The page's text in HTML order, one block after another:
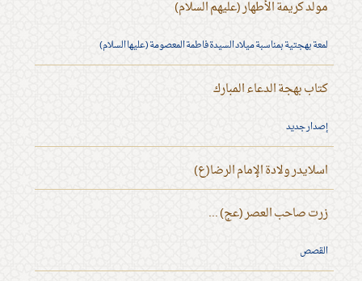
مولد كريمة الأطهار (عليهم السلام)
لمعة بهجتية بمناسبة ميلاد السيدة فاطمة المعصومة (عليها السلام)
كتاب بهجة الدعاء المبارك
إصدار جديد
اسلايدر ولادة الإمام الرضا(ع)
زرت صاحب العصر (عج) ...
القصص